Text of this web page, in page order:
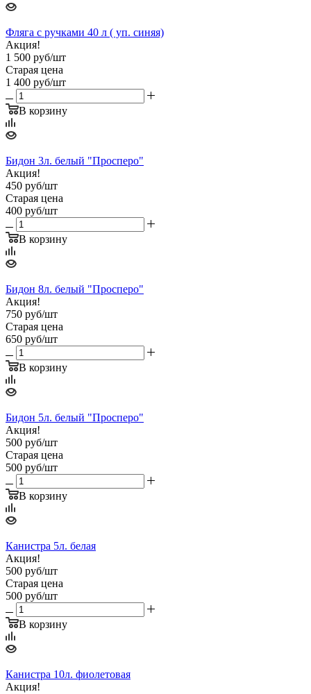
Фляга с ручками 40 л ( уп. синяя)
Акция!
1 500 руб/шт
Старая цена
1 400 руб/шт
В корзину
Бидон 3л. белый "Просперо"
Акция!
450 руб/шт
Старая цена
400 руб/шт
В корзину
Бидон 8л. белый "Просперо"
Акция!
750 руб/шт
Старая цена
650 руб/шт
В корзину
Бидон 5л. белый "Просперо"
Акция!
500 руб/шт
Старая цена
500 руб/шт
В корзину
Канистра 5л. белая
Акция!
500 руб/шт
Старая цена
500 руб/шт
В корзину
Канистра 10л. фиолетовая
Акция!